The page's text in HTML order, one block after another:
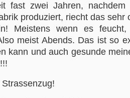
fast zwei Jahren, nachdem
produziert, riecht das sehr
Meistens wenn es
meist Abends. Das ist so
kann und auch gesunde